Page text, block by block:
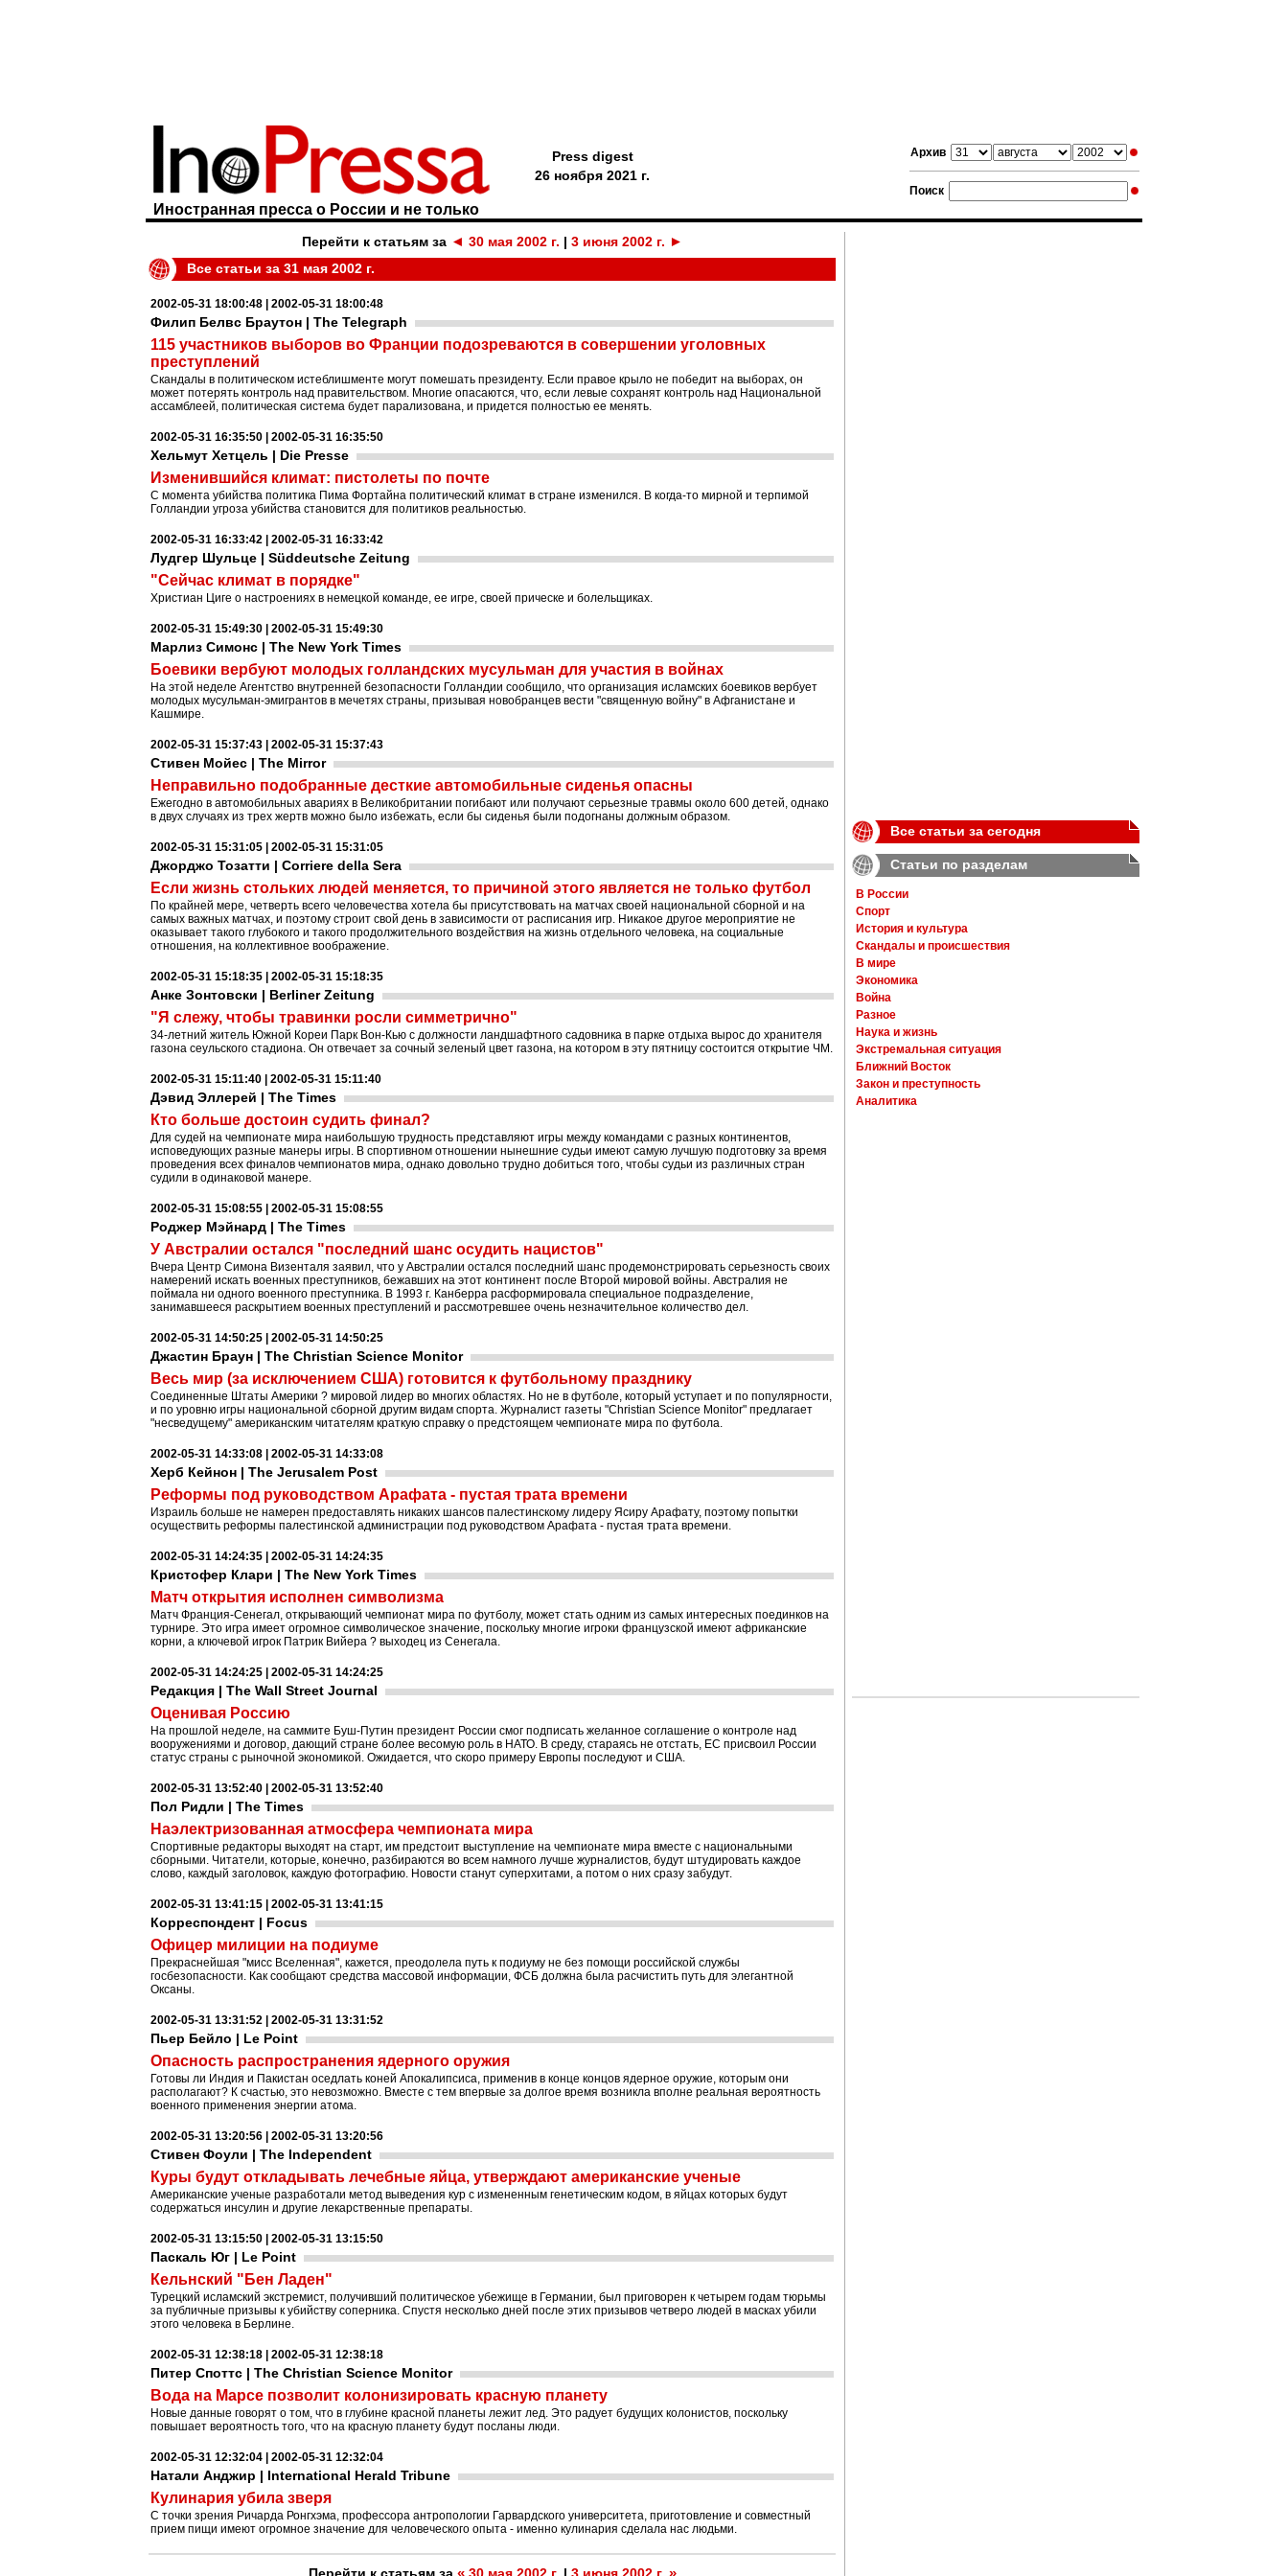
Архив
Поиск
Иностранная пресса о России и не только
Press digest
26 ноября 2021 г.
Перейти к статьям за ◄ 30 мая 2002 г. | 3 июня 2002 г. ►
Все статьи за 31 мая 2002 г.
2002-05-31 18:00:48 | 2002-05-31 18:00:48
Филип Белвс Браутон | The Telegraph
115 участников выборов во Франции подозреваются в совершении уголовных
преступлений
Скандалы в политическом истеблишменте могут помешать президенту. Если правое крыло не победит на выборах, он
может потерять контроль над правительством. Многие опасаются, что, если левые сохранят контроль над Национальной
ассамблеей, политическая система будет парализована, и придется полностью ее менять.
2002-05-31 16:35:50 | 2002-05-31 16:35:50
Хельмут Хетцель | Die Presse
Изменившийся климат: пистолеты по почте
С момента убийства политика Пима Фортайна политический климат в стране изменился. В когда-то мирной и терпимой
Голландии угроза убийства становится для политиков реальностью.
2002-05-31 16:33:42 | 2002-05-31 16:33:42
Лудгер Шульце | Süddeutsche Zeitung
"Сейчас климат в порядке"
Христиан Циге о настроениях в немецкой команде, ее игре, своей прическе и болельщиках.
2002-05-31 15:49:30 | 2002-05-31 15:49:30
Марлиз Симонс | The New York Times
Боевики вербуют молодых голландских мусульман для участия в войнах
На этой неделе Агентство внутренней безопасности Голландии сообщило, что организация исламских боевиков вербует
молодых мусульман-эмигрантов в мечетях страны, призывая новобранцев вести "священную войну" в Афганистане и
Кашмире.
2002-05-31 15:37:43 | 2002-05-31 15:37:43
Стивен Мойес | The Mirror
Неправильно подобранные десткие автомобильные сиденья опасны
Ежегодно в автомобильных авариях в Великобритании погибают или получают серьезные травмы около 600 детей, однако
в двух случаях из трех жертв можно было избежать, если бы сиденья были подогнаны должным образом.
2002-05-31 15:31:05 | 2002-05-31 15:31:05
Джорджо Тозатти | Corriere della Sera
Если жизнь стольких людей меняется, то причиной этого является не только футбол
По крайней мере, четверть всего человечества хотела бы присутствовать на матчах своей национальной сборной и на
самых важных матчах, и поэтому строит свой день в зависимости от расписания игр. Никакое другое мероприятие не
оказывает такого глубокого и такого продолжительного воздействия на жизнь отдельного человека, на социальные
отношения, на коллективное воображение.
2002-05-31 15:18:35 | 2002-05-31 15:18:35
Анке Зонтовски | Berliner Zeitung
"Я слежу, чтобы травинки росли симметрично"
34-летний житель Южной Кореи Парк Вон-Кью с должности ландшафтного садовника в парке отдыха вырос до хранителя
газона сеульского стадиона. Он отвечает за сочный зеленый цвет газона, на котором в эту пятницу состоится открытие ЧМ.
2002-05-31 15:11:40 | 2002-05-31 15:11:40
Дэвид Эллерей | The Times
Кто больше достоин судить финал?
Для судей на чемпионате мира наибольшую трудность представляют игры между командами с разных континентов,
исповедующих разные манеры игры. В спортивном отношении нынешние судьи имеют самую лучшую подготовку за время
проведения всех финалов чемпионатов мира, однако довольно трудно добиться того, чтобы судьи из различных стран
судили в одинаковой манере.
2002-05-31 15:08:55 | 2002-05-31 15:08:55
Роджер Мэйнард | The Times
У Австралии остался "последний шанс осудить нацистов"
Вчера Центр Симона Визенталя заявил, что у Австралии остался последний шанс продемонстрировать серьезность своих
намерений искать военных преступников, бежавших на этот континент после Второй мировой войны. Австралия не
поймала ни одного военного преступника. В 1993 г. Канберра расформировала специальное подразделение,
занимавшееся раскрытием военных преступлений и рассмотревшее очень незначительное количество дел.
2002-05-31 14:50:25 | 2002-05-31 14:50:25
Джастин Браун | The Christian Science Monitor
Весь мир (за исключением США) готовится к футбольному празднику
Соединенные Штаты Америки ? мировой лидер во многих областях. Но не в футболе, который уступает и по популярности,
и по уровню игры национальной сборной другим видам спорта. Журналист газеты "Christian Science Monitor" предлагает
"несведущему" американским читателям краткую справку о предстоящем чемпионате мира по футбола.
2002-05-31 14:33:08 | 2002-05-31 14:33:08
Херб Кейнон | The Jerusalem Post
Реформы под руководством Арафата - пустая трата времени
Израиль больше не намерен предоставлять никаких шансов палестинскому лидеру Ясиру Арафату, поэтому попытки
осуществить реформы палестинской администрации под руководством Арафата - пустая трата времени.
2002-05-31 14:24:35 | 2002-05-31 14:24:35
Кристофер Клари | The New York Times
Матч открытия исполнен символизма
Матч Франция-Сенегал, открывающий чемпионат мира по футболу, может стать одним из самых интересных поединков на
турнире. Это игра имеет огромное символическое значение, поскольку многие игроки французской имеют африканские
корни, а ключевой игрок Патрик Вийера ? выходец из Сенегала.
2002-05-31 14:24:25 | 2002-05-31 14:24:25
Редакция | The Wall Street Journal
Оценивая Россию
На прошлой неделе, на саммите Буш-Путин президент России смог подписать желанное соглашение о контроле над
вооружениями и договор, дающий стране более весомую роль в НАТО. В среду, стараясь не отстать, ЕС присвоил России
статус страны с рыночной экономикой. Ожидается, что скоро примеру Европы последуют и США.
2002-05-31 13:52:40 | 2002-05-31 13:52:40
Пол Ридли | The Times
Наэлектризованная атмосфера чемпионата мира
Спортивные редакторы выходят на старт, им предстоит выступление на чемпионате мира вместе с национальными
сборными. Читатели, которые, конечно, разбираются во всем намного лучше журналистов, будут штудировать каждое
слово, каждый заголовок, каждую фотографию. Новости станут суперхитами, а потом о них сразу забудут.
2002-05-31 13:41:15 | 2002-05-31 13:41:15
Корреспондент | Focus
Офицер милиции на подиуме
Прекраснейшая "мисс Вселенная", кажется, преодолела путь к подиуму не без помощи российской службы
госбезопасности. Как сообщают средства массовой информации, ФСБ должна была расчистить путь для элегантной
Оксаны.
2002-05-31 13:31:52 | 2002-05-31 13:31:52
Пьер Бейло | Le Point
Опасность распространения ядерного оружия
Готовы ли Индия и Пакистан оседлать коней Апокалипсиса, применив в конце концов ядерное оружие, которым они
располагают? К счастью, это невозможно. Вместе с тем впервые за долгое время возникла вполне реальная вероятность
военного применения энергии атома.
2002-05-31 13:20:56 | 2002-05-31 13:20:56
Стивен Фоули | The Independent
Куры будут откладывать лечебные яйца, утверждают американские ученые
Американские ученые разработали метод выведения кур с измененным генетическим кодом, в яйцах которых будут
содержаться инсулин и другие лекарственные препараты.
2002-05-31 13:15:50 | 2002-05-31 13:15:50
Паскаль Юг | Le Point
Кельнский "Бен Ладен"
Турецкий исламский экстремист, получивший политическое убежище в Германии, был приговорен к четырем годам тюрьмы
за публичные призывы к убийству соперника. Спустя несколько дней после этих призывов четверо людей в масках убили
этого человека в Берлине.
2002-05-31 12:38:18 | 2002-05-31 12:38:18
Питер Споттс | The Christian Science Monitor
Вода на Марсе позволит колонизировать красную планету
Новые данные говорят о том, что в глубине красной планеты лежит лед. Это радует будущих колонистов, поскольку
повышает вероятность того, что на красную планету будут посланы люди.
2002-05-31 12:32:04 | 2002-05-31 12:32:04
Натали Анджир | International Herald Tribune
Кулинария убила зверя
С точки зрения Ричарда Ронгхэма, профессора антропологии Гарвардского университета, приготовление и совместный
прием пищи имеют огромное значение для человеческого опыта - именно кулинария сделала нас людьми.
« »
Все статьи за сегодня
Статьи по разделам
В России
Спорт
История и культура
Скандалы и происшествия
В мире
Экономика
Война
Разное
Наука и жизнь
Экстремальная ситуация
Ближний Восток
Закон и преступность
Аналитика